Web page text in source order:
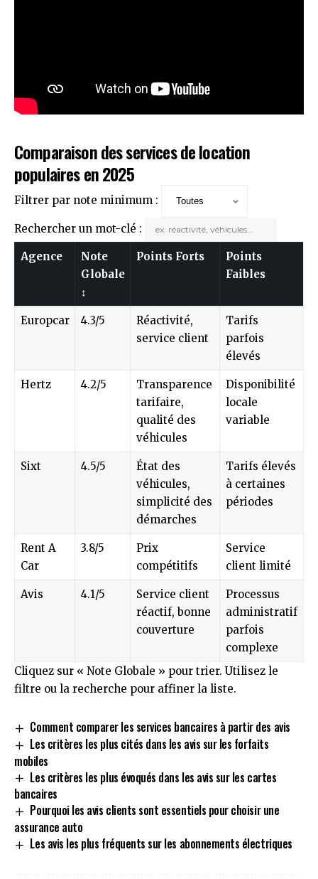
Comparaison des services de location
populaires en 2025
Filtrer par note minimum :
Rechercher un mot-clé :
Agence
Note
Globale
↕
Points Forts
Points
Faibles
Europcar 4.3/5
Réactivité,
service client
Tarifs
parfois
élevés
Hertz 4.2/5
Transparence
tarifaire,
qualité des
véhicules
Disponibilité
locale
variable
Sixt 4.5/5
État des
véhicules,
simplicité des
démarches
Tarifs élevés
à certaines
périodes
Rent A
Car
3.8/5
Prix
compétitifs
Service
client limité
Avis 4.1/5
Service client
réactif, bonne
couverture
Processus
administratif
parfois
complexe
Cliquez sur « Note Globale » pour trier. Utilisez le
filtre ou la recherche pour affiner la liste.
Comment comparer les services bancaires à partir des avis
Les critères les plus cités dans les avis sur les forfaits
mobiles
Les critères les plus évoqués dans les avis sur les cartes
bancaires
Pourquoi les avis clients sont essentiels pour choisir une
assurance auto
Les avis les plus fréquents sur les abonnements électriques